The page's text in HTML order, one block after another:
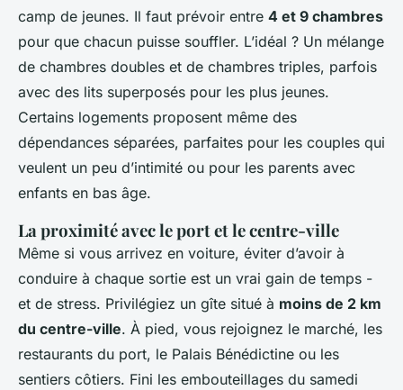
camp de jeunes. Il faut prévoir entre 4 et 9 chambres
pour que chacun puisse souffler. L’idéal ? Un mélange
de chambres doubles et de chambres triples, parfois
avec des lits superposés pour les plus jeunes.
Certains logements proposent même des
dépendances séparées, parfaites pour les couples qui
veulent un peu d’intimité ou pour les parents avec
enfants en bas âge.
La proximité avec le port et le centre-ville
Même si vous arrivez en voiture, éviter d’avoir à
conduire à chaque sortie est un vrai gain de temps -
et de stress. Privilégiez un gîte situé à moins de 2 km
du centre-ville. À pied, vous rejoignez le marché, les
restaurants du port, le Palais Bénédictine ou les
sentiers côtiers. Fini les embouteillages du samedi